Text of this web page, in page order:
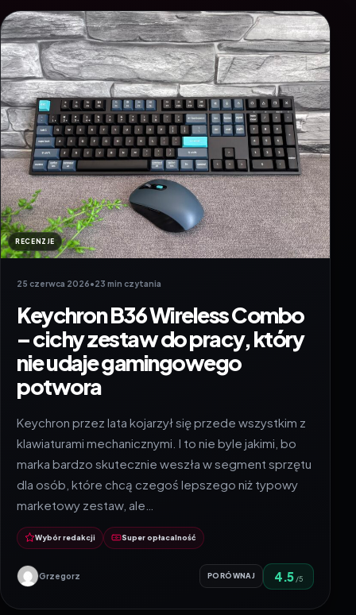
RECENZJE
25 czerwca 2026•23 min czytania
Keychron B36 Wireless Combo
– cichy zestaw do pracy, który
nie udaje gamingowego
potwora
Keychron przez lata kojarzył się przede wszystkim z
klawiaturami mechanicznymi. I to nie byle jakimi, bo
marka bardzo skutecznie weszła w segment sprzętu
dla osób, które chcą czegoś lepszego niż typowy
marketowy zestaw, ale…
Wybór redakcji Super opłacalność
Grzegorz PORÓWNAJ 4.5 /5